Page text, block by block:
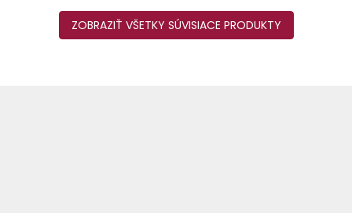
ZOBRAZIŤ VŠETKY SÚVISIACE PRODUKTY